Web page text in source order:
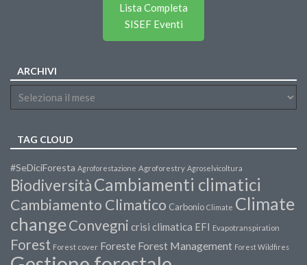
Lista Completa
SISEF Eventi
ARCHIVI
TAG CLOUD
#SeDiciForesta Agroforestazione Agroforestry Agroselvicoltura
BiodiversitàCambiamenti climatici
Cambiamento Climatico Carbonio Climate Climate
changeConvegni crisi climatica EFI Evapotranspiration
Forest Forest cover Foreste Forest Management Forest Wildfires